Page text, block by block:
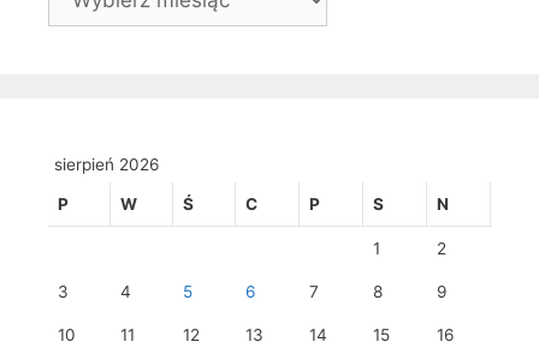
sierpień 2026
P W Ś C P S N
1 2
3 4 5 6 7 8 9
10 11 12 13 14 15 16